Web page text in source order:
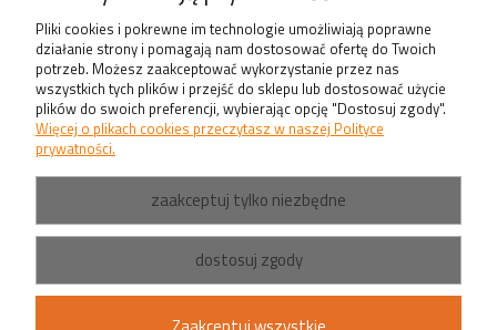
Pliki cookies i pokrewne im technologie umożliwiają poprawne
działanie strony i pomagają nam dostosować ofertę do Twoich
potrzeb. Możesz zaakceptować wykorzystanie przez nas
wszystkich tych plików i przejść do sklepu lub dostosować użycie
plików do swoich preferencji, wybierając opcję "Dostosuj zgody".
Więcej o plikach cookies przeczytasz w naszej Polityce
prywatności.
zaakceptuj tylko niezbędne
dostosuj zgody